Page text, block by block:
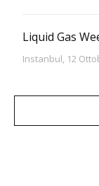
Liquid Gas
Instanbul, 12